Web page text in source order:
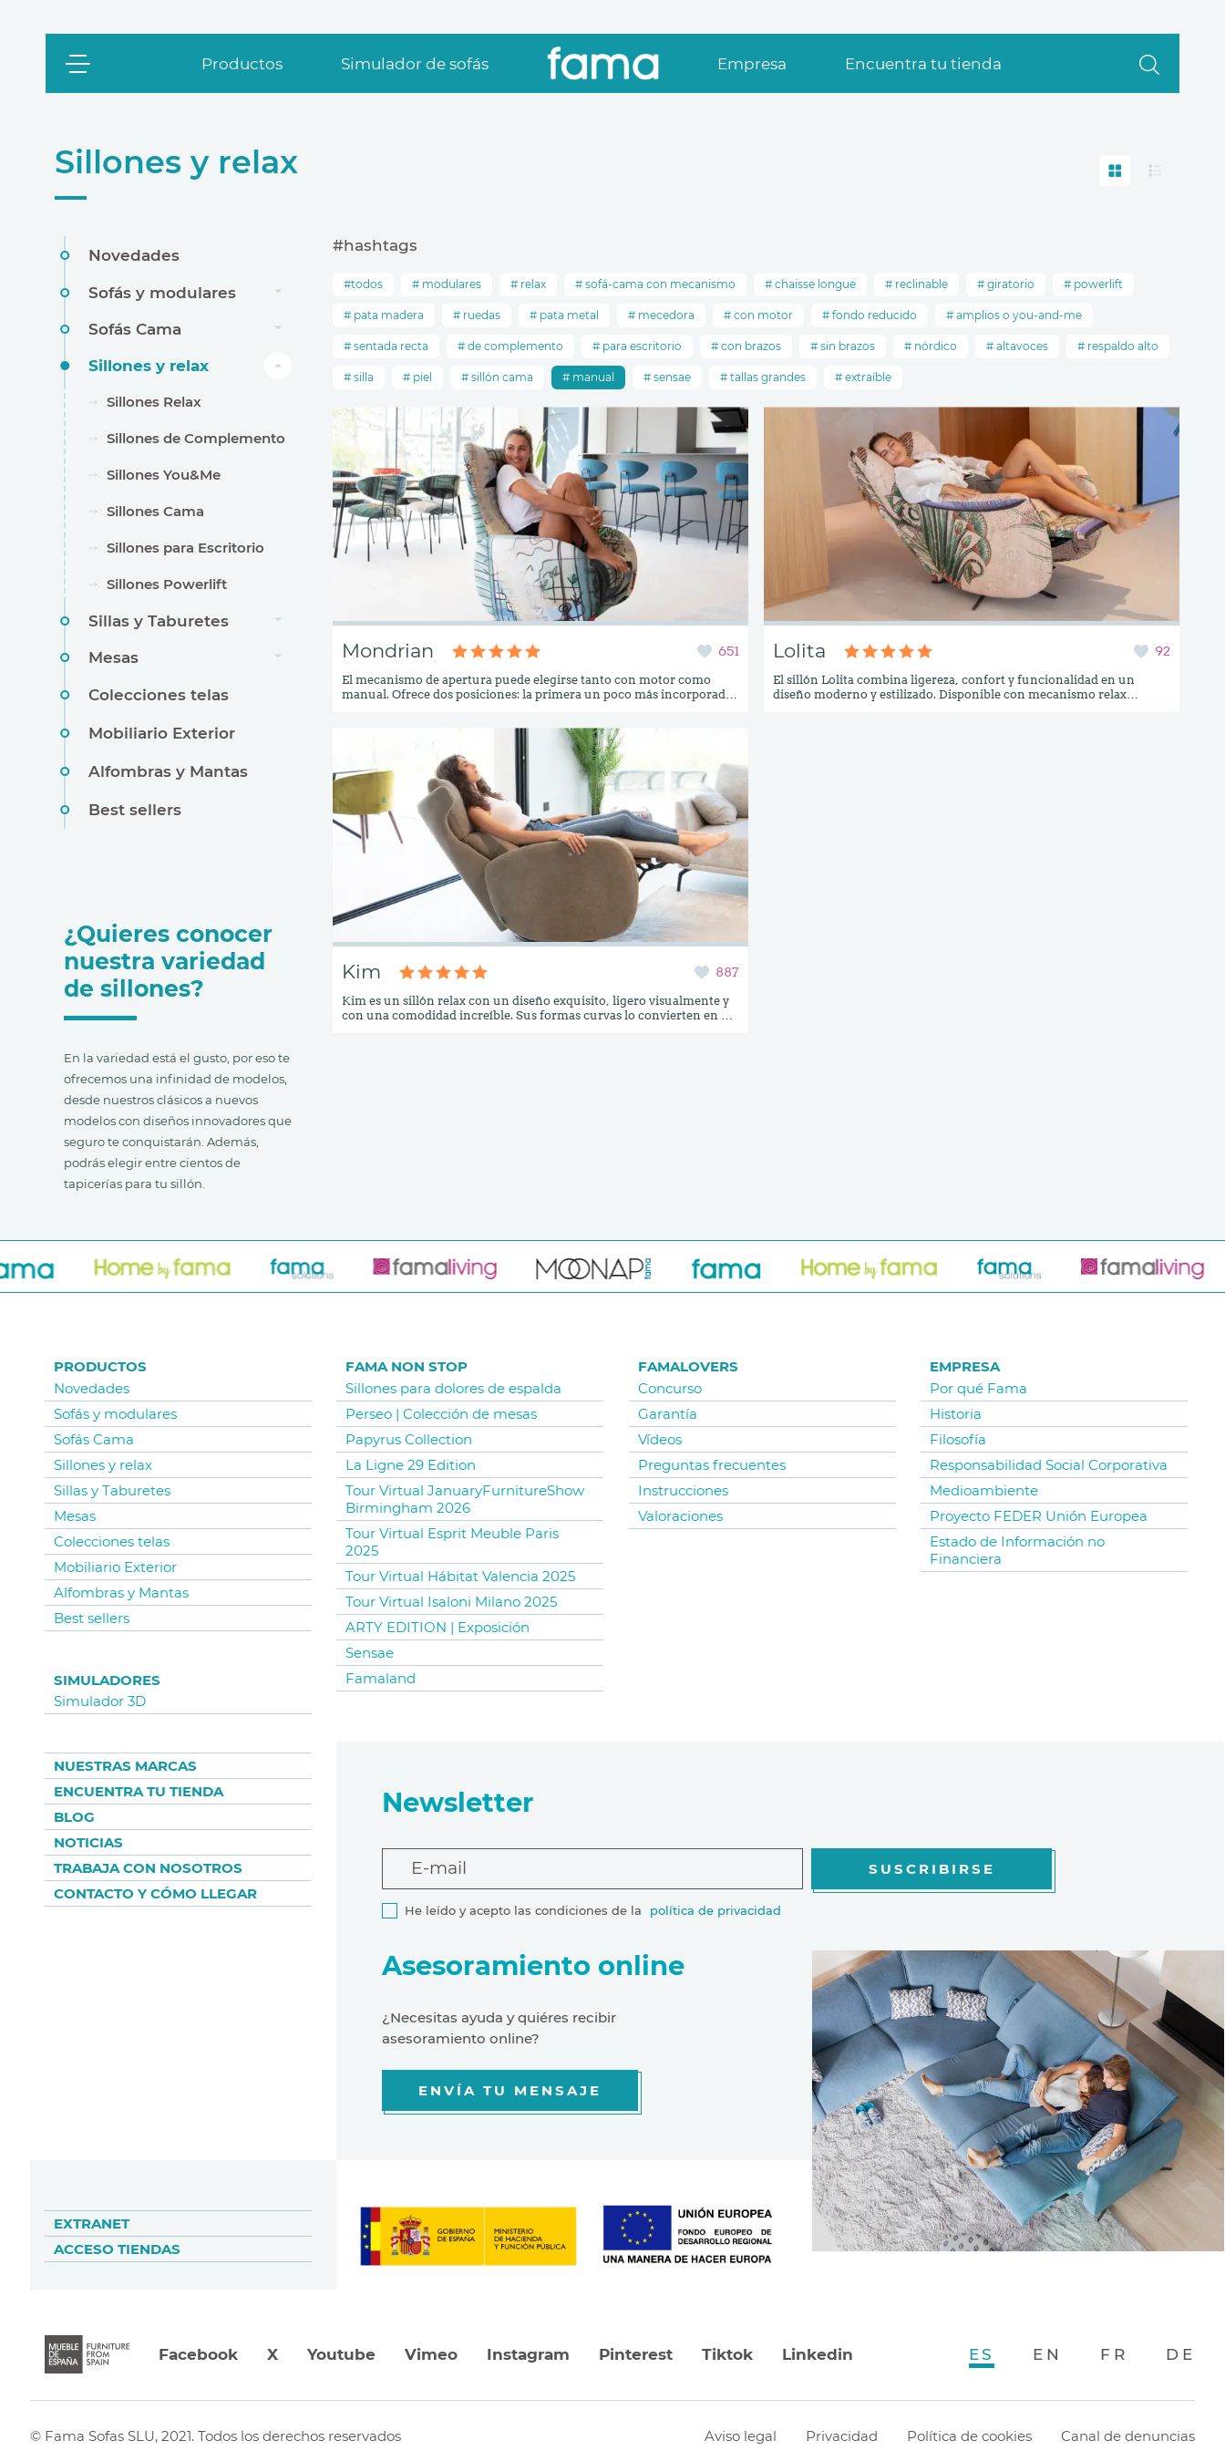
Productos Simulador de sofás Empresa Encuentra tu tienda
Sillones y relax
Novedades
Sofás y modulares
Sofás Cama
Sillones y relax
Sillones Relax
Sillones de Complemento
Sillones You&Me
Sillones Cama
Sillones para Escritorio
Sillones Powerlift
Sillas y Taburetes
Mesas
Colecciones telas
Mobiliario Exterior
Alfombras y Mantas
Best sellers
¿Quieres conocer
nuestra variedad
de sillones?
En la variedad está el gusto, por eso te
ofrecemos una infinidad de modelos,
desde nuestros clásicos a nuevos
modelos con diseños innovadores que
seguro te conquistarán. Además,
podrás elegir entre cientos de
tapicerías para tu sillón.
#hashtags
todos modulares relax sofá-cama con mecanismo chaisse longue reclinable giratorio powerlift
pata madera ruedas pata metal mecedora con motor fondo reducido amplios o you-and-me
sentada recta de complemento para escritorio con brazos sin brazos nórdico altavoces respaldo alto
silla piel sillón cama manual sensae tallas grandes extraíble
Mondrian 651
El mecanismo de apertura puede elegirse tanto con motor como
manual. Ofrece dos posiciones: la primera un poco más incorporada,
posición cardiosaludable.Lo más importante es que ofrece una gran
comodidad y, sobre todo, que cuando está cerrado tiene un diseño
tan ligero que nadie diría que es un relax. Ahora estamos trabajando
en el desarrollo de la versión motorizada.*Disponible con sistema de
apertura SENSAE.
Lolita 92
El sillón Lolita combina ligereza, confort y funcionalidad en un
diseño moderno y estilizado. Disponible con mecanismo relax
Kim 887
Kim es un sillón relax con un diseño exquisito, ligero visualmente y
con una comodidad increíble. Sus formas curvas lo convierten en un
PRODUCTOS
Novedades
Sofás y modulares
Sofás Cama
Sillones y relax
Sillas y Taburetes
Mesas
Colecciones telas
Mobiliario Exterior
Alfombras y Mantas
Best sellers
SIMULADORES
Simulador 3D
NUESTRAS MARCAS
ENCUENTRA TU TIENDA
BLOG
NOTICIAS
TRABAJA CON NOSOTROS
CONTACTO Y CÓMO LLEGAR
FAMA NON STOP
Sillones para dolores de espalda
Perseo | Colección de mesas
Papyrus Collection
La Ligne 29 Edition
Tour Virtual JanuaryFurnitureShow
Birmingham 2026
Tour Virtual Esprit Meuble Paris
2025
Tour Virtual Hábitat Valencia 2025
Tour Virtual Isaloni Milano 2025
ARTY EDITION | Exposición
Sensae
Famaland
FAMALOVERS
Concurso
Garantía
Vídeos
Preguntas frecuentes
Instrucciones
Valoraciones
EMPRESA
Por qué Fama
Historia
Filosofía
Responsabilidad Social Corporativa
Medioambiente
Proyecto FEDER Unión Europea
Estado de Información no
Financiera
Newsletter
E-mail
He leído y acepto las condiciones de la política de privacidad
SUSCRIBIRSE
Asesoramiento online
¿Necesitas ayuda y quiéres recibir
asesoramiento online?
ENVÍA TU MENSAJE
EXTRANET
ACCESO TIENDAS
Facebook X Youtube Vimeo Instagram Pinterest Tiktok Linkedin ES EN FR DE
© Fama Sofas SLU, 2021. Todos los derechos reservados Aviso legal Privacidad Política de cookies Canal de denuncias